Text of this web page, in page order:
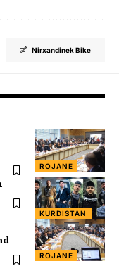
Nirxandinek Bike
ROJANE
KURDISTAN
ROJANE